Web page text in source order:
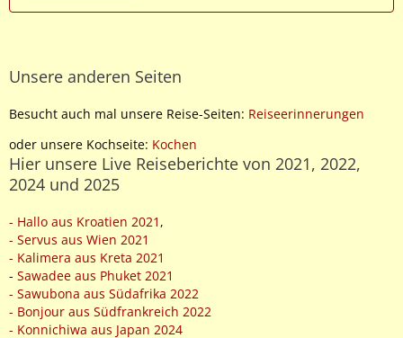
Unsere anderen Seiten
Besucht auch mal unsere Reise-Seiten: Reiseerinnerungen
oder unsere Kochseite: Kochen
Hier unsere Live Reiseberichte von 2021, 2022,
2024 und 2025
- Hallo aus Kroatien 2021 ,
- Servus aus Wien 2021
- Kalimera aus Kreta 2021
- Sawadee aus Phuket 2021
- Sawubona aus Südafrika 2022
- Bonjour aus Südfrankreich 2022
- Konnichiwa aus Japan 2024